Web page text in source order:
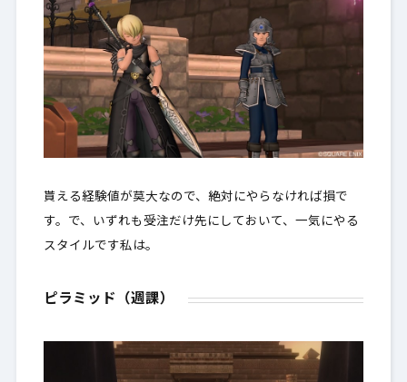
貰える経験値が莫大なので、絶対にやらなければ損で
す。で、いずれも受注だけ先にしておいて、一気にやる
スタイルです私は。
ピラミッド（週課）